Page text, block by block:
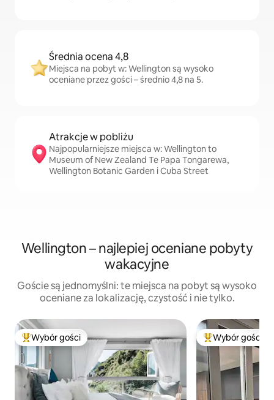
Średnia ocena 4,8
Miejsca na pobyt w: Wellington są wysoko
oceniane przez gości – średnio 4,8 na 5.
Atrakcje w pobliżu
Najpopularniejsze miejsca w: Wellington to
Museum of New Zealand Te Papa Tongarewa,
Wellington Botanic Garden i Cuba Street
Wellington – najlepiej oceniane pobyty
wakacyjne
Goście są jednomyślni: te miejsca na pobyt są wysoko
oceniane za lokalizację, czystość i nie tylko.
Najpopularniejsze z kategorii Wybór gości
Wybór gości Wybór gości